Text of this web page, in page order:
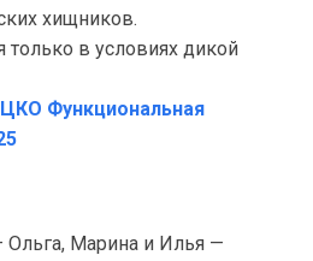
хищников.
в условиях дикой
Функциональная
Ольга, Марина и Илья —